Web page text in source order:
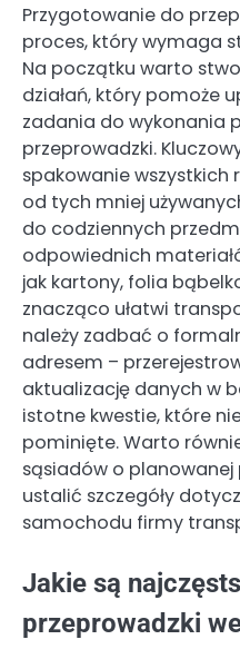
Przygotowanie do
proces, który wymaga
Na początku warto
działań, który pomoże
zadania do wykonania
przeprowadzki.
spakowanie wszystkich
od tych mniej
do codziennych
odpowiednich
jak kartony, folia
znacząco ułatwi
należy zadbać o
adresem –
aktualizację danych w
istotne kwestie, które
pominięte. Warto
sąsiadów o
ustalić szczegóły
samochodu firmy
Jakie są
przeprowadzki